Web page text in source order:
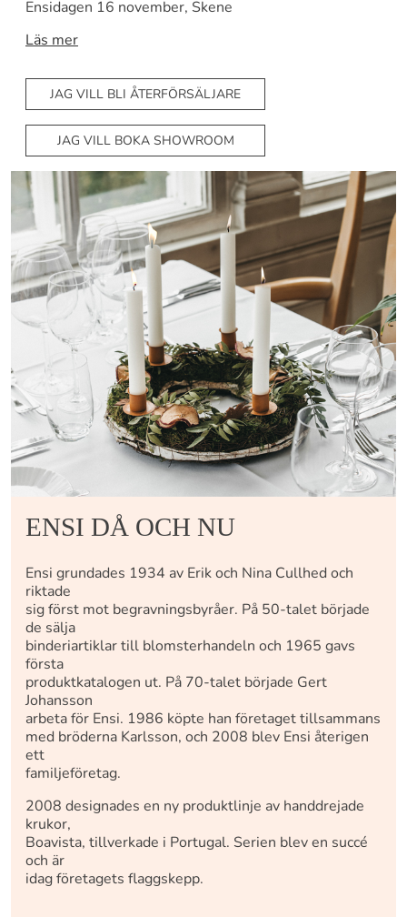
Ensidagen 16 november, Skene
Läs mer
JAG VILL BLI ÅTERFÖRSÄLJARE
JAG VILL BOKA SHOWROOM
ENSI DÅ OCH NU
Ensi grundades 1934 av Erik och Nina Cullhed och
riktade
sig först mot begravningsbyråer. På 50-talet började
de sälja
binderiartiklar till blomsterhandeln och 1965 gavs
första
produktkatalogen ut. På 70-talet började Gert
Johansson
arbeta för Ensi. 1986 köpte han företaget tillsammans
med bröderna Karlsson, och 2008 blev Ensi återigen
ett
familjeföretag.
2008 designades en ny produktlinje av handdrejade
krukor,
Boavista, tillverkade i Portugal. Serien blev en succé
och är
idag företagets flaggskepp.